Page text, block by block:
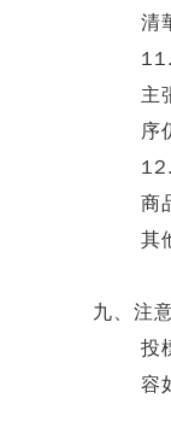
清
主
序
商
其
九、注
投
容